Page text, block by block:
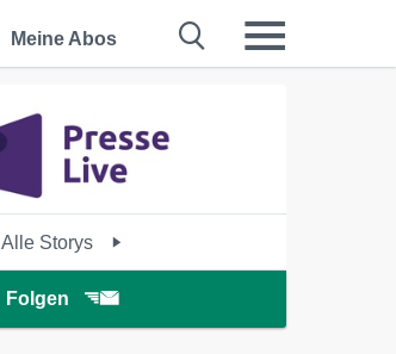
Meine Abos
Alle Storys
Folgen